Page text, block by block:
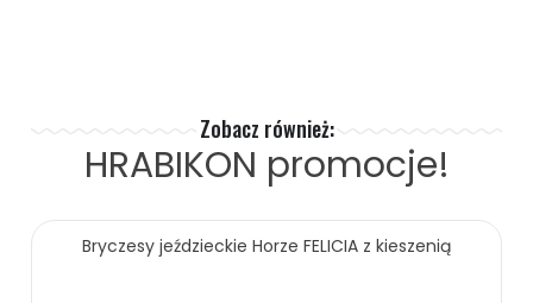
Zobacz również:
HRABIKON promocje!
Bryczesy jeździeckie Horze FELICIA z kieszenią